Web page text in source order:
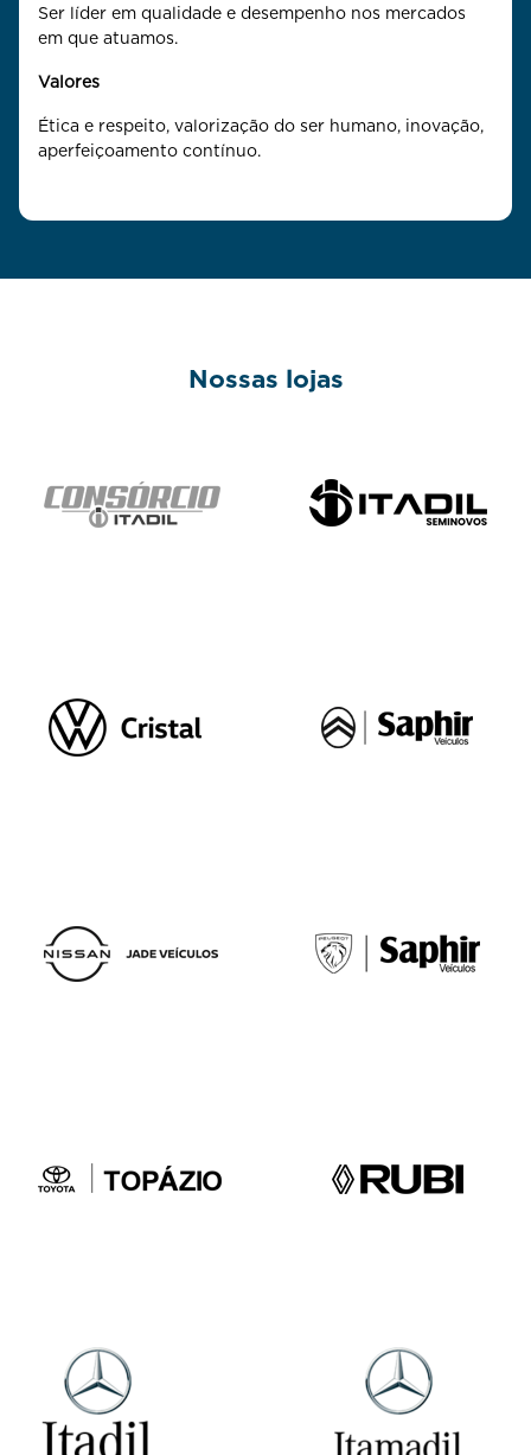
Ser líder em qualidade e desempenho nos mercados
em que atuamos.
Valores
Ética e respeito, valorização do ser humano, inovação,
aperfeiçoamento contínuo.
Nossas lojas